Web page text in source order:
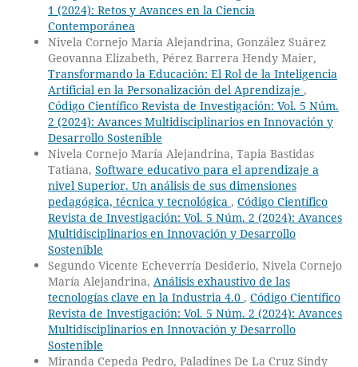
1 (2024): Retos y Avances en la Ciencia
Contemporánea
Nivela Cornejo María Alejandrina, González Suárez
Geovanna Elizabeth, Pérez Barrera Hendy Maier,
Transformando la Educación: El Rol de la Inteligencia
Artificial en la Personalización del Aprendizaje ,
Código Científico Revista de Investigación: Vol. 5 Núm.
2 (2024): Avances Multidisciplinarios en Innovación y
Desarrollo Sostenible
Nivela Cornejo María Alejandrina, Tapia Bastidas
Tatiana, Software educativo para el aprendizaje a
nivel Superior. Un análisis de sus dimensiones
pedagógica, técnica y tecnológica , Código Científico
Revista de Investigación: Vol. 5 Núm. 2 (2024): Avances
Multidisciplinarios en Innovación y Desarrollo
Sostenible
Segundo Vicente Echeverría Desiderio, Nivela Cornejo
María Alejandrina, Análisis exhaustivo de las
tecnologías clave en la Industria 4.0 , Código Científico
Revista de Investigación: Vol. 5 Núm. 2 (2024): Avances
Multidisciplinarios en Innovación y Desarrollo
Sostenible
Miranda Cepeda Pedro, Paladines De La Cruz Sindy